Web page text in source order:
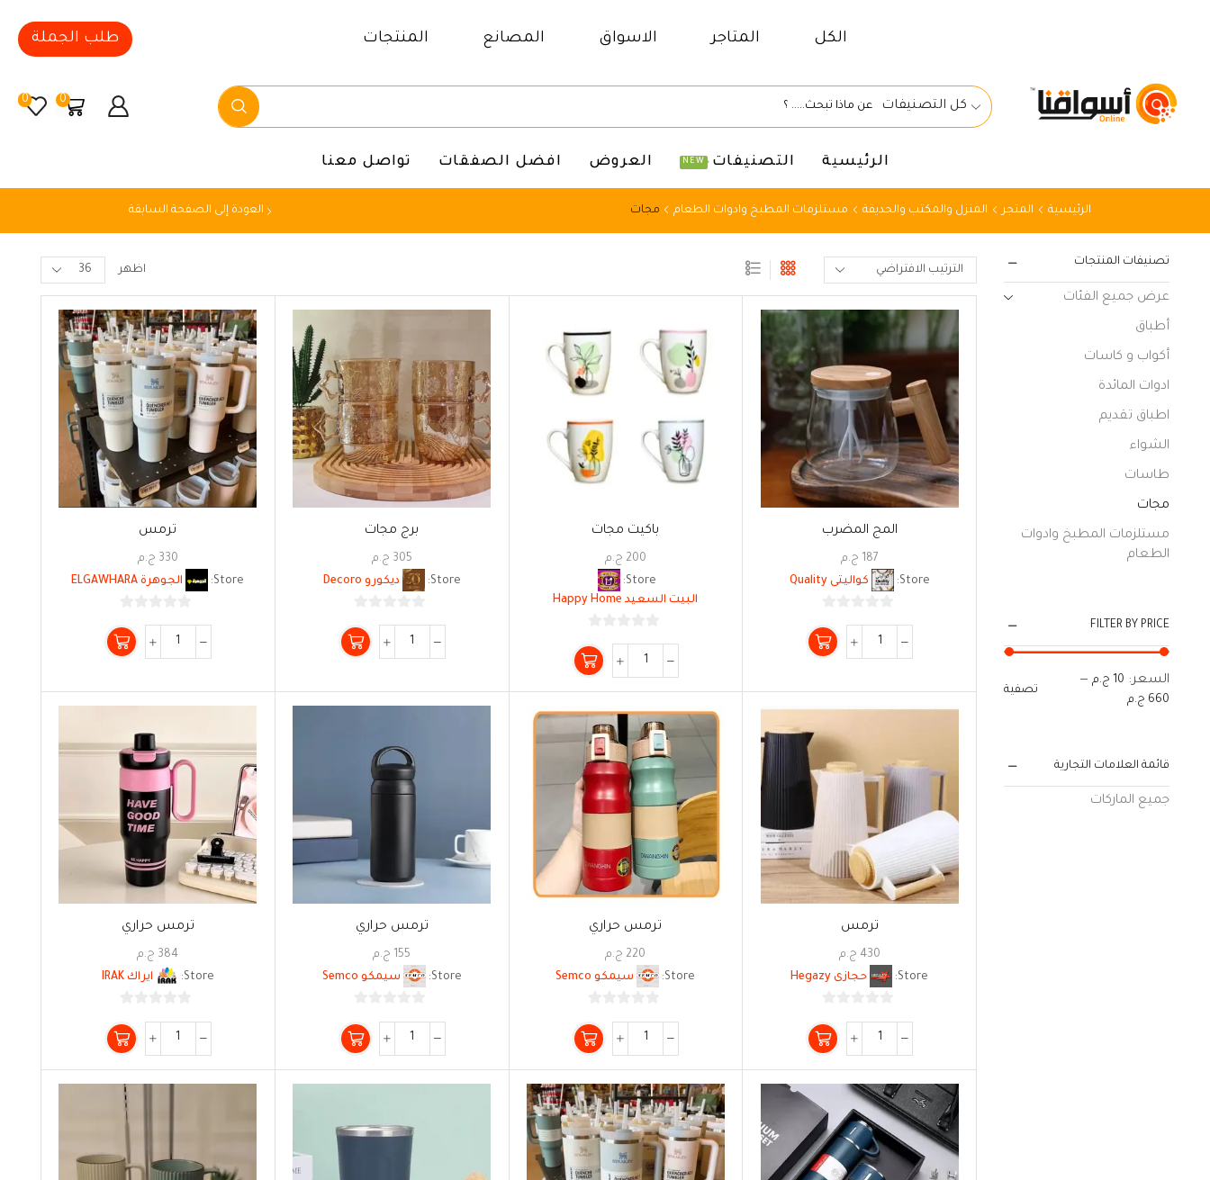
الكل المتاجر الاسواق المصانع المنتجات طلب الجملة
كل التصنيفات 0
0
الرئيسية التصنيفات NEW العروض افضل الصفقات تواصل معنا
الرئيسية المتجر المنزل والمكتب والحديقة مستلزمات المطبخ وادوات الطعام مجات العودة إلى الصفحة السابقة
اظهر
المج المضرب
187 ج.م
Store:
كواليتى Quality
من
5
باكيت مجات
200 ج.م
Store:
البيت السعيد Happy Home
من
5
برج مجات
305 ج.م
Store:
ديكورو Decoro
من
5
ترمس
330 ج.م
Store:
الجوهرة ELGAWHARA
من
5
ترمس
430 ج.م
Store:
حجازى Hegazy
من
5
ترمس حراري
220 ج.م
Store:
سيمكو Semco
من
5
ترمس حراري
155 ج.م
Store:
سيمكو Semco
من
5
ترمس حراري
384 ج.م
Store:
ايراك IRAK
من
5
تصنيفات المنتجات
عرض جميع الفئات
أطباق
أكواب و كاسات
ادوات المائدة
اطباق تقديم
الشواء
طاسات
مجات
مستلزمات المطبخ وادوات
الطعام
FILTER BY PRICE
تصفية
السعر: 10 ج.م —
660 ج.م
قائمة العلامات التجارية
جميع الماركات